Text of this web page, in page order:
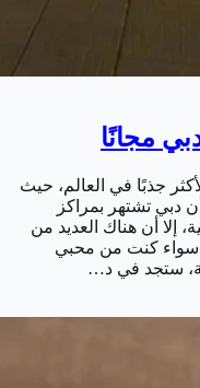
مجانًا
جذبًا في العالم، حيث
دبي تشتهر بمراكز
إلا أن هناك العديد من
سواء كنت من محبي
ستجد في د…